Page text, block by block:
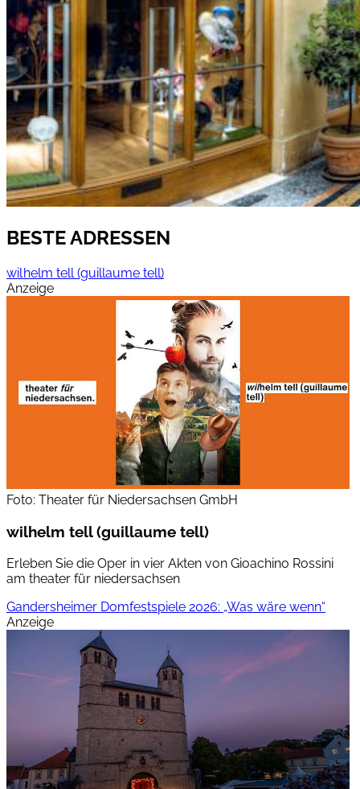
BESTE ADRESSEN
wil helm tell (guillaume tell)
Anzeige
Foto: Theater für Niedersachsen GmbH
wil helm tell (guillaume tell)
Erleben Sie die Oper in vier Akten von Gioachino Rossini
am theater für niedersachsen
Gandersheimer Domfestspiele 2026: „Was wäre wenn“
Anzeige